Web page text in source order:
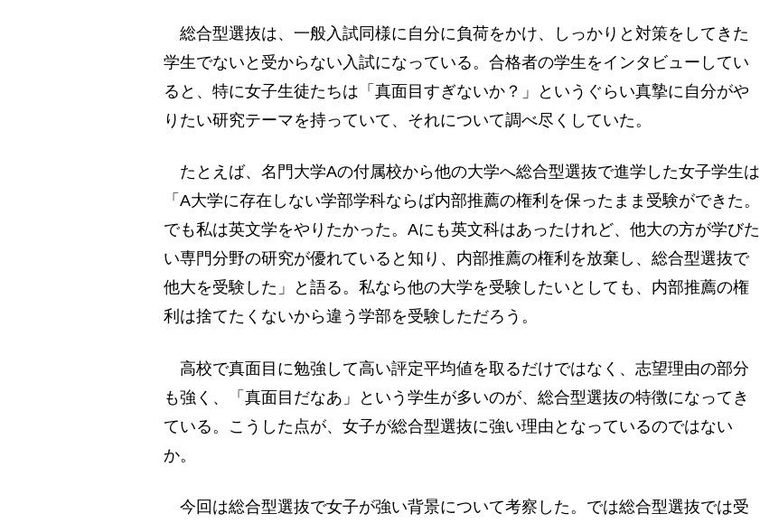
総合型選抜は、一般入試同様に自分に負荷をかけ、しっかりと対策をしてきた
学生でないと受からない入試になっている。合格者の学生をインタビューしてい
ると、特に女子生徒たちは「真面目すぎないか？」というぐらい真摯に自分がや
りたい研究テーマを持っていて、それについて調べ尽くしていた。
たとえば、名門大学Aの付属校から他の大学へ総合型選抜で進学した女子学生は
「A大学に存在しない学部学科ならば内部推薦の権利を保ったまま受験ができた。
でも私は英文学をやりたかった。Aにも英文科はあったけれど、他大の方が学びた
い専門分野の研究が優れていると知り、内部推薦の権利を放棄し、総合型選抜で
他大を受験した」と語る。私なら他の大学を受験したいとしても、内部推薦の権
利は捨てたくないから違う学部を受験しただろう。
高校で真面目に勉強して高い評定平均値を取るだけではなく、志望理由の部分
も強く、「真面目だなあ」という学生が多いのが、総合型選抜の特徴になってき
ている。こうした点が、女子が総合型選抜に強い理由となっているのではない
か。
今回は総合型選抜で女子が強い背景について考察した。では総合型選抜では受